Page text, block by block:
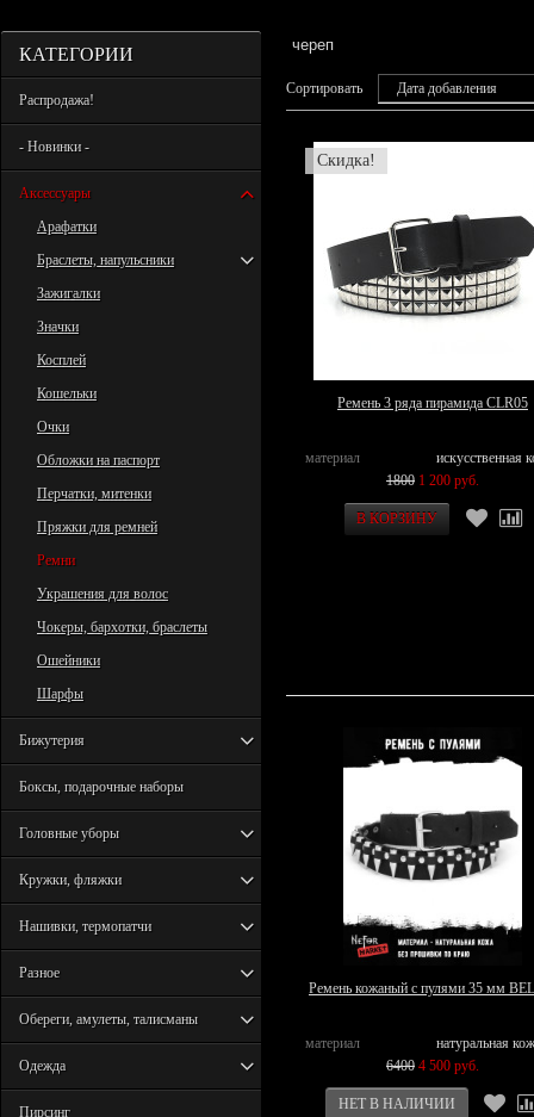
КАТЕГОРИИ
Распродажа!
- Новинки -
Аксессуары
Арафатки
Браслеты, напульсники
Зажигалки
Значки
Косплей
Кошельки
Очки
Обложки на паспорт
Перчатки, митенки
Пряжки для ремней
Ремни
Украшения для волос
Чокеры, бархотки, браслеты
Ошейники
Шарфы
Бижутерия
Боксы, подарочные наборы
Головные уборы
Кружки, фляжки
Нашивки, термопатчи
Разное
Обереги, амулеты, талисманы
Одежда
Пирсинг
череп
Сортировать Дата добавления
Скидка!
Ремень 3 ряда пирамида CLR05
материал
искусственная
1800 1 200 руб.
Ремень кожаный с пулями 35 мм
материал
натуральная
6400 4 500 руб.